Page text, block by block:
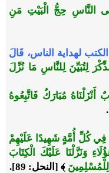
النَّاسِ حِجُّ الْبَيْتِ مَنِ
لهداية الناس، قَالَ
لِتُبَيِّنَ لِلنَّاسِ مَا نُزِّلَ
أَنْزَلْنَاهُ مُبَارَكٌ فَاتَّبِعُوهُ
فِي كُلِّ أُمَّةٍ شَهِيدًا عَلَيْهِمْ
وَنَزَّلْنَا عَلَيْكَ الْكِتَابَ
﴾ [النحل: 89].